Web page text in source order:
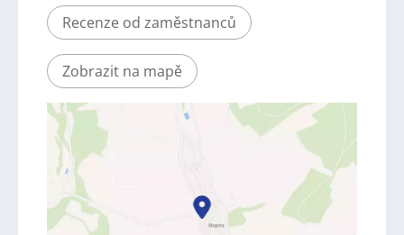
Recenze od zaměstnanců
Zobrazit na mapě